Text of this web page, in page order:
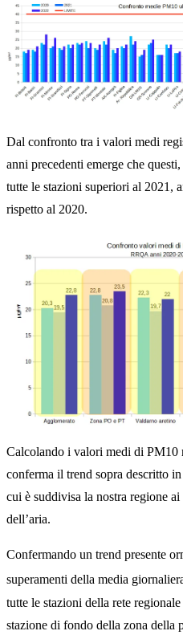
Dal confronto tra i valori medi
anni precedenti emerge che
tutte le stazioni superiori al 2021,
rispetto al 2020.
Calcolando i valori medi di PM10
conferma il trend sopra descritto
cui è suddivisa la nostra regione
dell’aria.
Confermando un trend presente
superamenti della media
tutte le stazioni della rete
stazione di fondo della zona della